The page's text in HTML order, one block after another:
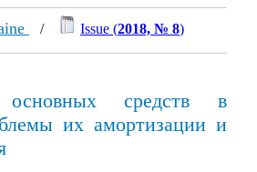
/ Issue (2018, № 8)
основных средств в
их амортизации и